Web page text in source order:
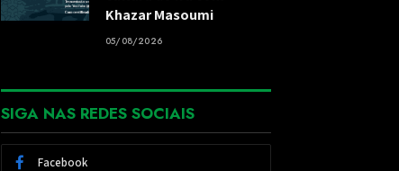
Khazar Masoumi
05/08/2026
SIGA NAS REDES SOCIAIS
Facebook